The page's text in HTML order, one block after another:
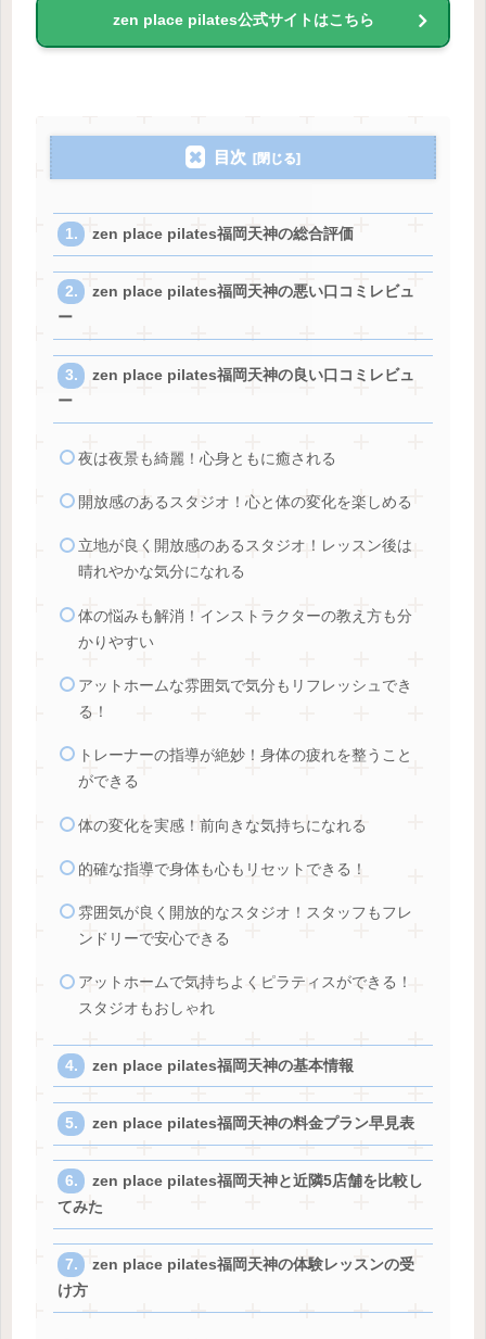
zen place pilates公式サイトはこちら
目次
zen place pilates福岡天神の総合評価
zen place pilates福岡天神の悪い口コミレビュ
ー
zen place pilates福岡天神の良い口コミレビュ
ー
夜は夜景も綺麗！心身ともに癒される
開放感のあるスタジオ！心と体の変化を楽しめる
立地が良く開放感のあるスタジオ！レッスン後は
晴れやかな気分になれる
体の悩みも解消！インストラクターの教え方も分
かりやすい
アットホームな雰囲気で気分もリフレッシュでき
る！
トレーナーの指導が絶妙！身体の疲れを整うこと
ができる
体の変化を実感！前向きな気持ちになれる
的確な指導で身体も心もリセットできる！
雰囲気が良く開放的なスタジオ！スタッフもフレ
ンドリーで安心できる
アットホームで気持ちよくピラティスができる！
スタジオもおしゃれ
zen place pilates福岡天神の基本情報
zen place pilates福岡天神の料金プラン早見表
zen place pilates福岡天神と近隣5店舗を比較し
てみた
zen place pilates福岡天神の体験レッスンの受
け方